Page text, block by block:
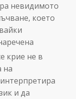
невидимото
което
крие не в
на
и да